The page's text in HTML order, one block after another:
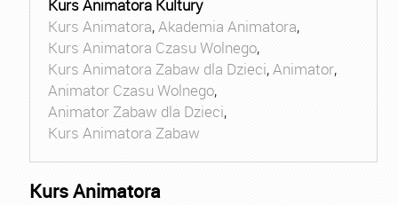
Kurs Animatora Kultury
Kurs Animatora,Akademia Animatora,
Kurs Animatora Czasu Wolnego,
Kurs Animatora Zabaw dla Dzieci,Animator,
Animator Czasu Wolnego,
Animator Zabaw dla Dzieci,
Kurs Animatora Zabaw
Kurs Animatora